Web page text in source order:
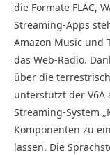
die Formate FLAC,
Streaming-Apps
Amazon Music und
das Web-Radio.
über die
unterstützt der V6A
Streaming-System
Komponenten zu
lassen. Die